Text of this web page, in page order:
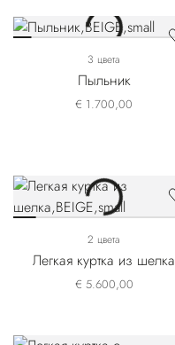
3 цвета
Пыльник
€ 1.700,00
2 цвета
Легкая куртка из шелка
€ 5.600,00